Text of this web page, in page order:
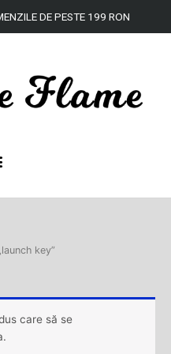
DEPESTE 199 RON
key”
care să se